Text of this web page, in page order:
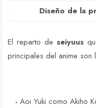
Diseño de la
El reparto deseiyuus
principales del anime son
Aoi Yuki como Akiho